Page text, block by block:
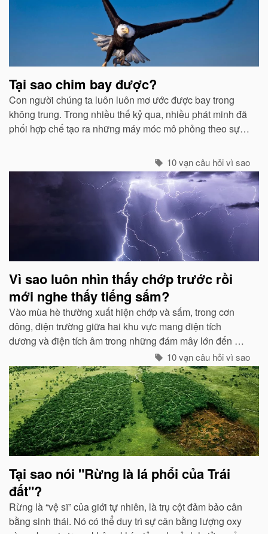
liên
Tại sao chim bay được?
Con người chúng ta luôn luôn mơ ước được bay trong
không trung. Trong nhiều thế kỷ qua, nhiều phát minh đã
phối hợp chế tạo ra những máy móc mô phỏng theo sự
10 vạn câu hỏi vì sao
Vì sao luôn nhìn thấy chớp trước rồi
mới nghe thấy tiếng sấm?
Vào mùa hè thường xuất hiện chớp và sấm, trong cơn
dông, điện trường giữa hai khu vực mang điện tích
dương và điện tích âm trong những đám mây lớn đến một
mức độ nhất định, hai loại điện tích trong quá trình phát
triển sẽ phát ra tia lửa...
10 vạn câu hỏi vì sao
Tại sao nói "Rừng là lá phổi của Trái
đất"?
Rừng là “vệ sĩ” của giới tự nhiên, là trụ cột đảm bảo cân
bằng sinh thái. Nó có thể duy trì sự cân bằng lượng oxy